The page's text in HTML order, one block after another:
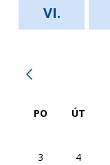
VI.
PO ÚT
3
4